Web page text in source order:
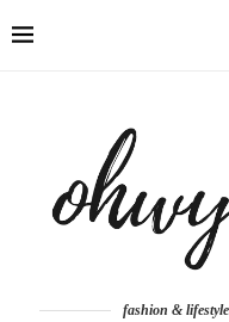
fashion &